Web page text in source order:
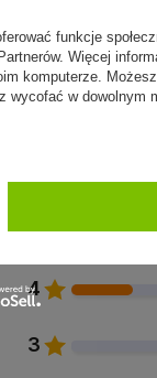
Ręcznik do jogi
139,00 zł
5
4
3
funkcje
Więcej
komputerze.
wycofać w